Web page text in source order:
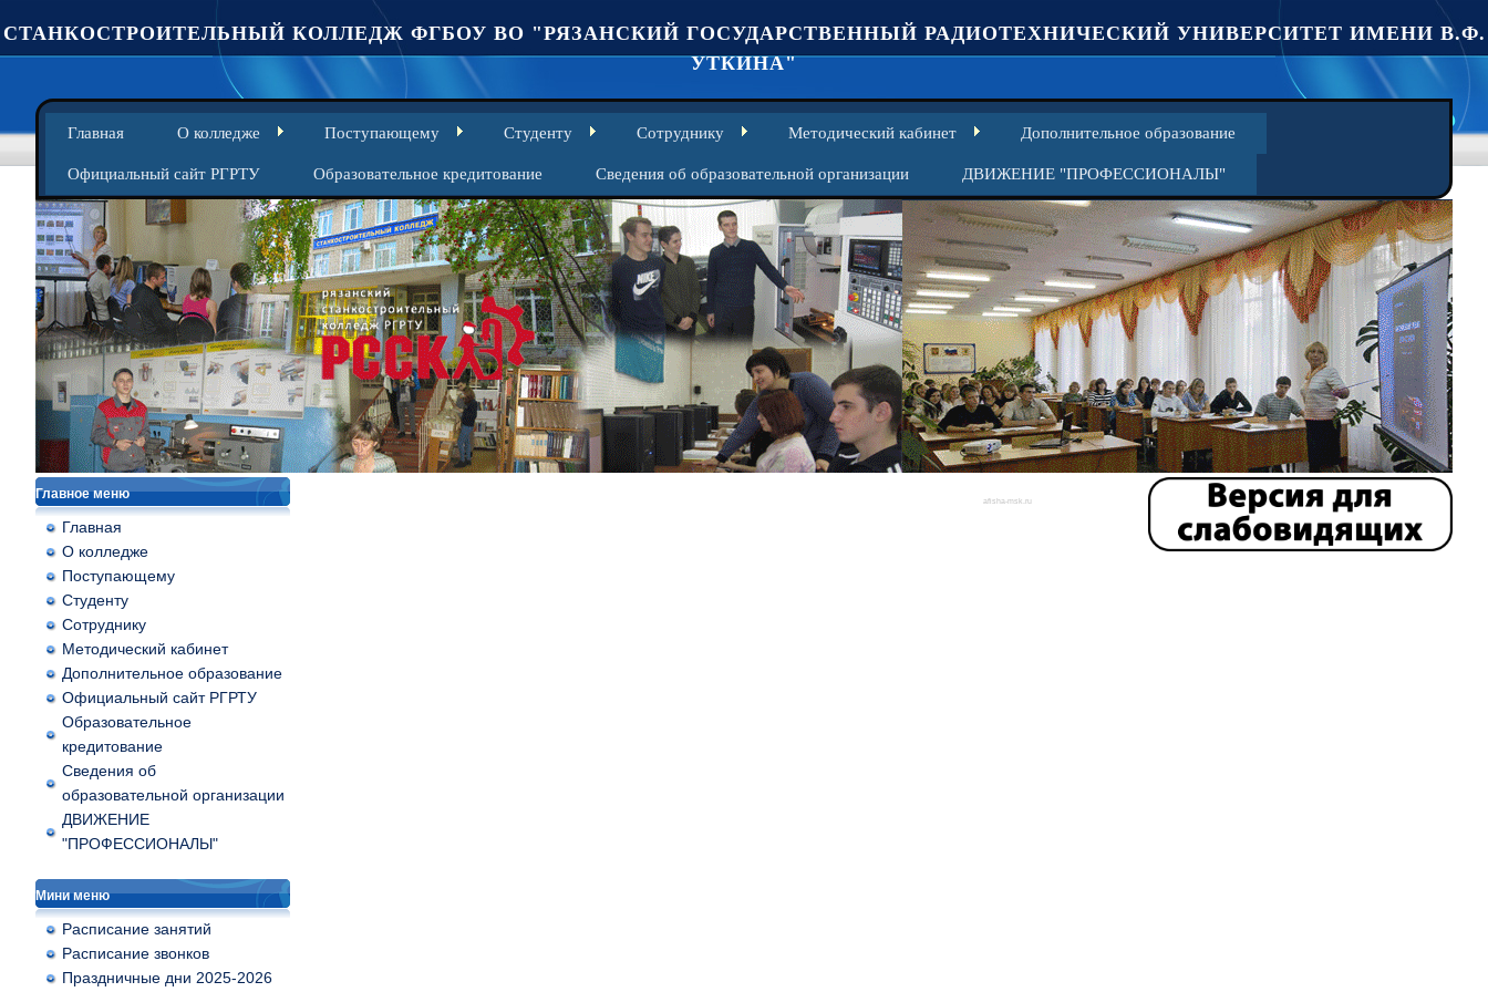
СТАНКОСТРОИТЕЛЬНЫЙ КОЛЛЕДЖ ФГБОУ ВО "РЯЗАНСКИЙ ГОСУДАРСТВЕННЫЙ РАДИОТЕХНИЧЕСКИЙ УНИВЕРСИТЕТ ИМЕНИ В.Ф.
УТКИНА"
Главная О колледже Поступающему Студенту Сотруднику Методический кабинет Дополнительное образование
Официальный сайт РГРТУ Образовательное кредитование Сведения об образовательной организации ДВИЖЕНИЕ "ПРОФЕССИОНАЛЫ"
Главное меню
Главная
О колледже
Поступающему
Студенту
Сотруднику
Методический кабинет
Дополнительное образование
Официальный сайт РГРТУ
Образовательное
кредитование
Сведения об
образовательной организации
ДВИЖЕНИЕ
"ПРОФЕССИОНАЛЫ"
Мини меню
Расписание занятий
Расписание звонков
Праздничные дни 2025-2026
afisha-msk.ru